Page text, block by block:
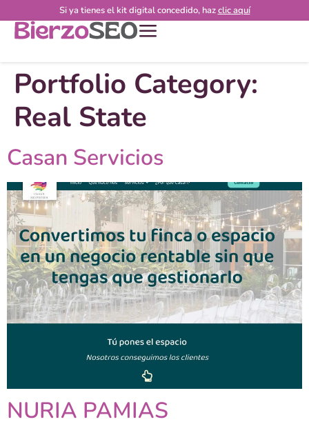
Si ya tienes el kit digital concedido, hazclic aquí
Portfolio Category:
Real State
Casan Servicios
NURIA PAMIAS